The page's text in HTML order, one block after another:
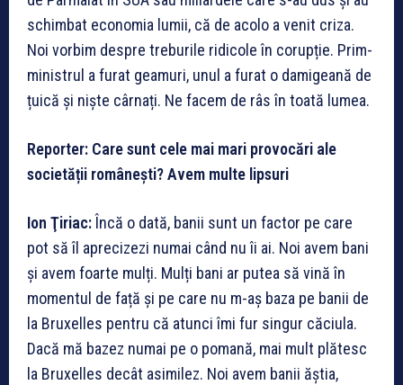
schimbat economia lumii, că de acolo a venit criza.
Noi vorbim despre treburile ridicole în corupție. Prim-
ministrul a furat geamuri, unul a furat o damigeană de
țuică și niște cârnați. Ne facem de râs în toată lumea.
Reporter: Care sunt cele mai mari provocări ale
societății românești? Avem multe lipsuri
Ion Ţiriac: Încă o dată, banii sunt un factor pe care
pot să îl aprecizezi numai când nu îi ai. Noi avem bani
și avem foarte mulți. Mulți bani ar putea să vină în
momentul de față și pe care nu m-aș baza pe banii de
la Bruxelles pentru că atunci îmi fur singur căciula.
Dacă mă bazez numai pe o pomană, mai mult plătesc
la Bruxelles decât asimilez. Noi avem banii ăștia,